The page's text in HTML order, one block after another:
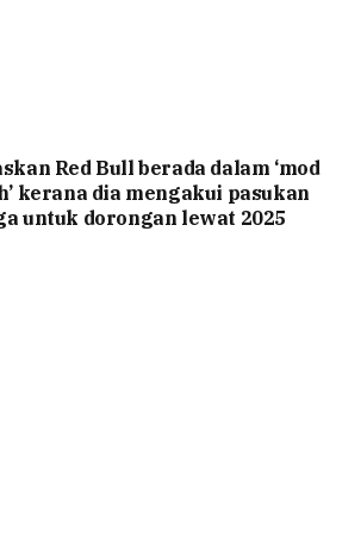
Red Bull berada dalam ‘mod
kerana dia mengakui pasukan
untuk dorongan lewat 2025